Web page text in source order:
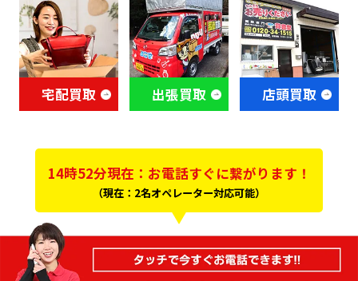
宅配買取 出張買取 店頭買取
14時52分現在：お電話すぐに繋がります！
（現在：2名オペレーター対応可能）